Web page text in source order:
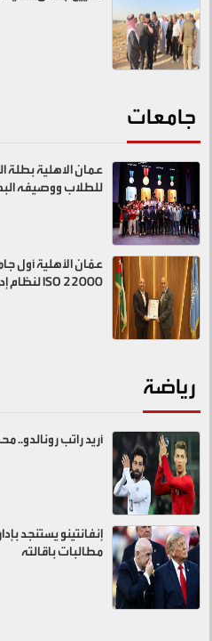
جامعات
عمان الاهلية بطلة
للطلاب ووصيفه
عمّان الأهلية أول
ISO 22000 لنظام إدارة سلامة الغذاء
رياضة
أريد راتب
إنفانتينو يستنجد
مطالبات باقالته